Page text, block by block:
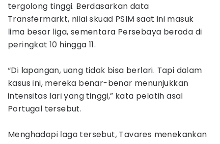
tergolong tinggi. Berdasarkan data
Transfermarkt, nilai skuad PSIM saat ini masuk
lima besar liga, sementara Persebaya berada di
peringkat 10 hingga 11.
“Di lapangan, uang tidak bisa berlari. Tapi dalam
kasus ini, mereka benar-benar menunjukkan
intensitas lari yang tinggi,” kata pelatih asal
Portugal tersebut.
Menghadapi laga tersebut, Tavares menekankan